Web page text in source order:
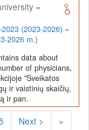
=
(2023-2026) =
2026 m.)
data about
of physicians,
"Sveikatos
ir vaistinių skaičių,
ir pan.
Next > »